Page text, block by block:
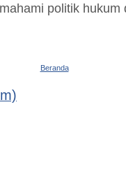
politik hukum
Beranda